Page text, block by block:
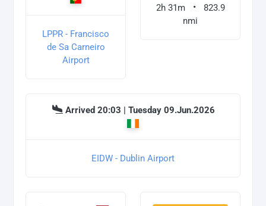
LPPR - Francisco
de Sa Carneiro
Airport
2h 31m
823.9
nmi
Arrived 20:03 | Tuesday 09.Jun.2026
EIDW - Dublin Airport